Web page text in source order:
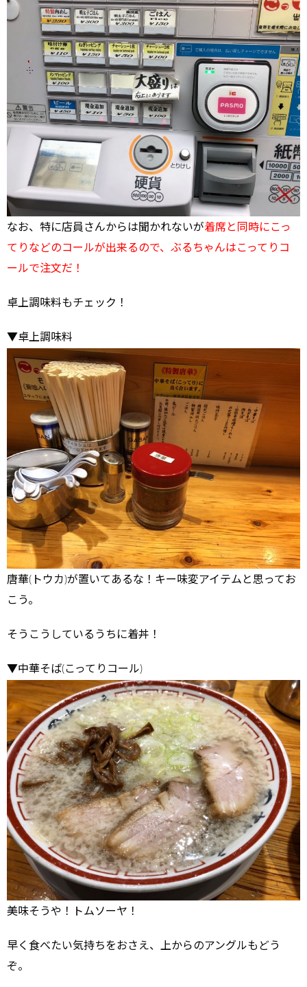
なお、特に店員さんからは聞かれないが着席と同時にこっ
てりなどのコールが出来るので、ぶるちゃんはこってりコ
ールで注文だ！
卓上調味料もチェック！
▼卓上調味料
唐華(トウカ)が置いてあるな！キー味変アイテムと思ってお
こう。
そうこうしているうちに着丼！
▼中華そば(こってりコール)
美味そうや！トムソーヤ！
早く食べたい気持ちをおさえ、上からのアングルもどう
ぞ。